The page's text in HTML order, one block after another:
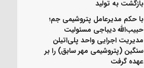
بازگشت به تولید
با حکم مدیرعامل پتروشیمی جم؛
حبیب‌الله دیباجی مسئولیت
مدیریت اجرایی واحد پلی‌اتیلن
سنگین (پتروشیمی مهر سابق) را بر
عهده گرفت